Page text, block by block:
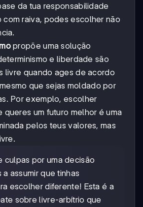
da tua responsabilidade
com raiva, podes escolher não
propõe uma solução
e liberdade são
livre quando ages de acordo
que sejas moldado por
Por exemplo, escolher
queres um futuro melhor é uma
pelos teus valores, mas
culpas por uma decisão
assumir que tinhas
escolher diferente! Esta é a
sobre livre-arbítrio que